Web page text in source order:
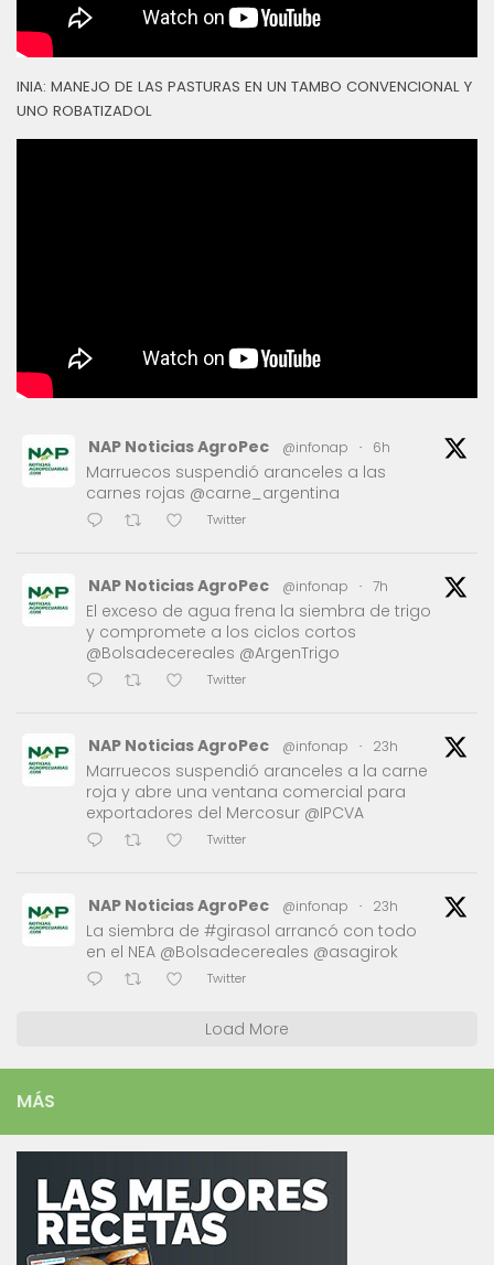
INIA: MANEJO DE LAS PASTURAS EN UN TAMBO CONVENCIONAL Y
UNO ROBATIZADOL
NAP Noticias AgroPec @infonap · 6h
Marruecos suspendió aranceles a las
carnes rojas @carne_argentina
Twitter
NAP Noticias AgroPec @infonap · 7h
El exceso de agua frena la siembra de trigo
y compromete a los ciclos cortos
@Bolsadecereales @ArgenTrigo
Twitter
NAP Noticias AgroPec @infonap · 23h
Marruecos suspendió aranceles a la carne
roja y abre una ventana comercial para
exportadores del Mercosur @IPCVA
Twitter
NAP Noticias AgroPec @infonap · 23h
La siembra de #girasol arrancó con todo
en el NEA @Bolsadecereales @asagirok
Twitter
Load More
MÁS